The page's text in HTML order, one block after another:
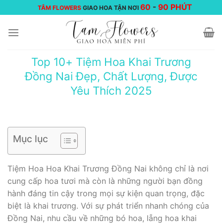
đến
nội
TÂM FLOWERS GIAO HOA TẬN NƠI 60 -90 PHÚT
Top 10+ Tiệm Hoa Khai Trương
Đồng Nai Đẹp, Chất Lượng, Được
Yêu Thích 2025
Mục lục
Tiệm Hoa Hoa Khai Trương Đồng Nai không chỉ là nơi
cung cấp hoa tươi mà còn là những người bạn đồng
hành đáng tin cậy trong mọi sự kiện quan trọng, đặc
biệt là khai trương. Với sự phát triển nhanh chóng của
Đồng Nai, nhu cầu về những bó hoa, lẵng hoa khai